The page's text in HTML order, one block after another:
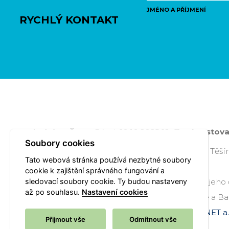
RYCHLÝ KONTAKT
JMÉNO A PŘÍJMENÍ
Poslední změna: Pátek 10.10.2025 12:47 -
Úřad městského obvodu Radvanice a Bartovice,
Radvanice
Všechna práva vyhrazena - použití obsahu nebo
souhlasem Úřadu městského obvodu Radvanice a
Webové stránky jsou ve správě společnosti
OVANET
Soubory cookies
Tato webová stránka používá nezbytné soubory
cookie k zajištění správného fungování a
sledovací soubory cookie. Ty budou nastaveny
až po souhlasu. Nastavení cookies
Přijmout vše Odmítnout vše